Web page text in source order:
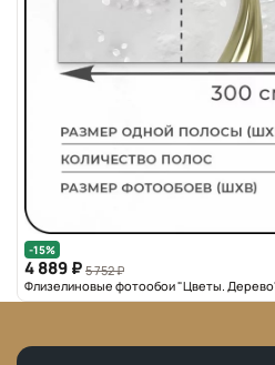
-15%
4 889 ₽ 5 752 ₽
Флизелиновые фотообои "Цветы.